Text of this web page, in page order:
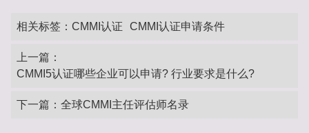
相关标签： CMMI认证 CMMI认证申请条件
上一篇：
CMMI5认证哪些企业可以申请? 行业要求是什么?
下一篇： 全球CMMI主任评估师名录